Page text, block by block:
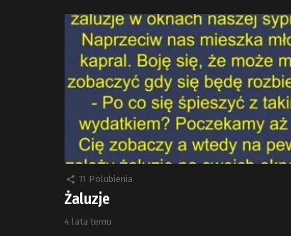
11 Polubienia
Żaluzje
4 lata temu